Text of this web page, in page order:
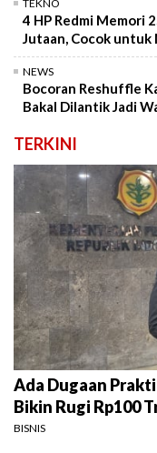
TEKNO
4 HP Redmi Memori
Jutaan, Cocok
NEWS
Bocoran Reshuffle
Bakal Dilantik Jadi
TERKINI
Ada Dugaan
Bikin Rugi Rp100
BISNIS